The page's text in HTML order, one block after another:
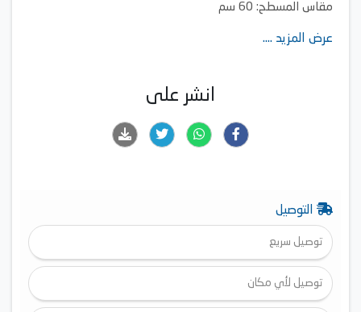
مقاس المسطح: 60 سم
عرض المزيد ....
انشر على
التوصيل
توصيل سريع
توصيل لأي مكان